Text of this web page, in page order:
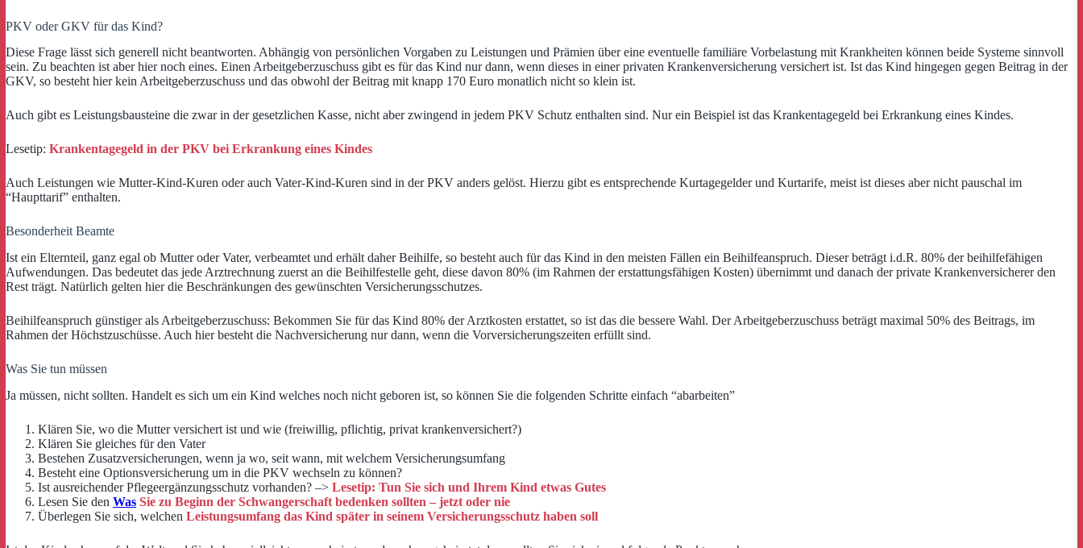
PKV oder GKV für das Kind?
Diese Frage lässt sich generell nicht beantworten. Abhängig von persönlichen Vorgaben zu Leistungen und Prämien über eine eventuelle familiäre Vorbelastung mit Krankheiten können beide Systeme sinnvoll
sein. Zu beachten ist aber hier noch eines. Einen Arbeitgeberzuschuss gibt es für das Kind nur dann, wenn dieses in einer privaten Krankenversicherung versichert ist. Ist das Kind hingegen gegen Beitrag in der
GKV, so besteht hier kein Arbeitgeberzuschuss und das obwohl der Beitrag mit knapp 170 Euro monatlich nicht so klein ist.
Auch gibt es Leistungsbausteine die zwar in der gesetzlichen Kasse, nicht aber zwingend in jedem PKV Schutz enthalten sind. Nur ein Beispiel ist das Krankentagegeld bei Erkrankung eines Kindes.
Lesetip: Krankentagegeld in der PKV bei Erkrankung eines Kindes
Auch Leistungen wie Mutter-Kind-Kuren oder auch Vater-Kind-Kuren sind in der PKV anders gelöst. Hierzu gibt es entsprechende Kurtagegelder und Kurtarife, meist ist dieses aber nicht pauschal im
“Haupttarif” enthalten.
Besonderheit Beamte
Ist ein Elternteil, ganz egal ob Mutter oder Vater, verbeamtet und erhält daher Beihilfe, so besteht auch für das Kind in den meisten Fällen ein Beihilfeanspruch. Dieser beträgt i.d.R. 80% der beihilfefähigen
Aufwendungen. Das bedeutet das jede Arztrechnung zuerst an die Beihilfestelle geht, diese davon 80% (im Rahmen der erstattungsfähigen Kosten) übernimmt und danach der private Krankenversicherer den
Rest trägt. Natürlich gelten hier die Beschränkungen des gewünschten Versicherungsschutzes.
Beihilfeanspruch günstiger als Arbeitgeberzuschuss: Bekommen Sie für das Kind 80% der Arztkosten erstattet, so ist das die bessere Wahl. Der Arbeitgeberzuschuss beträgt maximal 50% des Beitrags, im
Rahmen der Höchstzuschüsse. Auch hier besteht die Nachversicherung nur dann, wenn die Vorversicherungszeiten erfüllt sind.
Was Sie tun müssen
Ja müssen, nicht sollten. Handelt es sich um ein Kind welches noch nicht geboren ist, so können Sie die folgenden Schritte einfach “abarbeiten”
Klären Sie, wo die Mutter versichert ist und wie (freiwillig, pflichtig, privat krankenversichert?)
Klären Sie gleiches für den Vater
Bestehen Zusatzversicherungen, wenn ja wo, seit wann, mit welchem Versicherungsumfang
Besteht eine Optionsversicherung um in die PKV wechseln zu können?
Ist ausreichender Pflegeergänzungsschutz vorhanden? –> Lesetip: Tun Sie sich und Ihrem Kind etwas Gutes
Lesen Sie den Was Sie zu Beginn der Schwangerschaft bedenken sollten – jetzt oder nie
Überlegen Sie sich, welchen Leistungsumfang das Kind später in seinem Versicherungsschutz haben soll